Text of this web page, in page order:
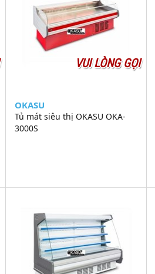
VUI LÒNG GỌI
OKASU
Tủ mát siêu thị OKASU OKA-
3000S